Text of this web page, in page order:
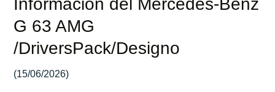
Información del Mercedes-Benz
G 63 AMG
/DriversPack/Designo
(15/06/2026)